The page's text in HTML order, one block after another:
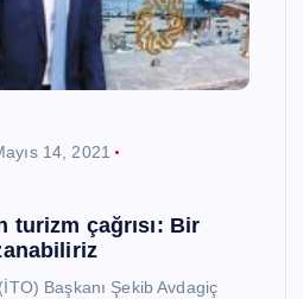
14, 2021
turizm çağrısı: Bir
Başkanı Şekib Avdagiç